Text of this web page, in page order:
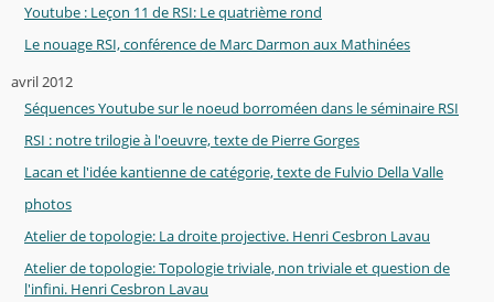
Youtube : Leçon 11 de RSI: Le quatrième rond
Le nouage RSI, conférence de Marc Darmon aux Mathinées
avril 2012
Séquences Youtube sur le noeud borroméen dans le séminaire RSI
RSI : notre trilogie à l'oeuvre, texte de Pierre Gorges
Lacan et l'idée kantienne de catégorie, texte de Fulvio Della Valle
photos
Atelier de topologie: La droite projective. Henri Cesbron Lavau
Atelier de topologie: Topologie triviale, non triviale et question de
l'infini. Henri Cesbron Lavau